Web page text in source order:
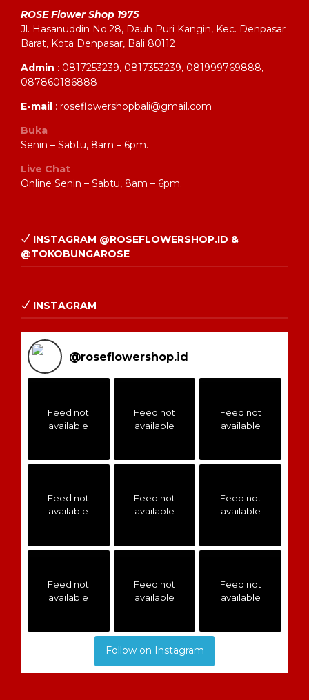
ROSE Flower Shop 1975
Jl. Hasanuddin No.28, Dauh Puri Kangin, Kec. Denpasar
Barat, Kota Denpasar, Bali 80112
Admin : 0817253239, 0817353239, 081999769888,
087860186888
E-mail : roseflowershopbali@gmail.com
Buka
Senin – Sabtu, 8am – 6pm.
Live Chat
Online Senin – Sabtu, 8am – 6pm.
INSTAGRAM @ROSEFLOWERSHOP.ID &
@TOKOBUNGAROSE
INSTAGRAM
@roseflowershop.id
Feed not
available
Feed not
available
Feed not
available
Feed not
available
Feed not
available
Feed not
available
Feed not
available
Feed not
available
Feed not
available
Follow on Instagram